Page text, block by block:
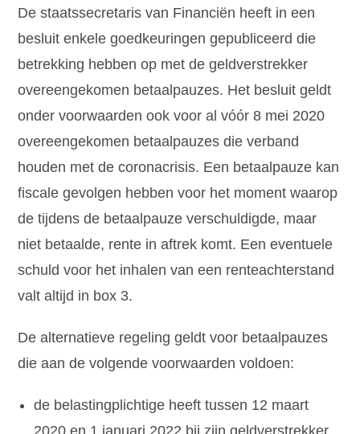
De staatssecretaris van Financiën heeft in een
besluit enkele goedkeuringen gepubliceerd die
betrekking hebben op met de geldverstrekker
overeengekomen betaalpauzes. Het besluit geldt
onder voorwaarden ook voor al vóór 8 mei 2020
overeengekomen betaalpauzes die verband
houden met de coronacrisis. Een betaalpauze kan
fiscale gevolgen hebben voor het moment waarop
de tijdens de betaalpauze verschuldigde, maar
niet betaalde, rente in aftrek komt. Een eventuele
schuld voor het inhalen van een renteachterstand
valt altijd in box 3.
De alternatieve regeling geldt voor betaalpauzes
die aan de volgende voorwaarden voldoen:
de belastingplichtige heeft tussen 12 maart